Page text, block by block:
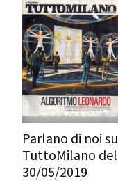
Parlano di noi su
TuttoMilano del
30/05/2019